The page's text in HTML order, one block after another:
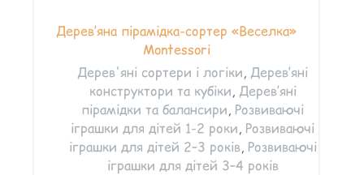
Дерев’яна пірамідка-сортер «Веселка»
Montessori
Дерев'яні сортери і логіки, Дерев’яні
конструктори та кубіки, Дерев’яні
пірамідки та балансири, Розвиваючі
іграшки для дітей 1-2 роки, Розвиваючі
іграшки для дітей 2–3 років, Розвиваючі
іграшки для дітей 3–4 років